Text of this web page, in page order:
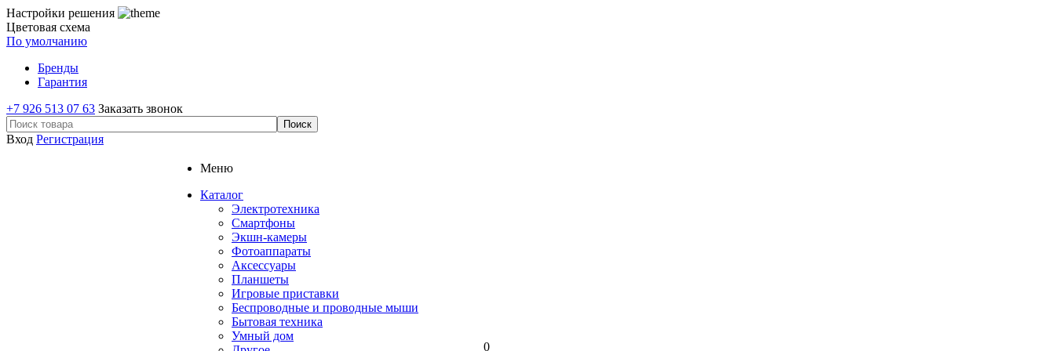
Настройки решения
Цветовая схема
По умолчанию
Бренды
Гарантия
+7 926 513 07 63 Заказать звонок
Вход Регистрация
Меню
Каталог
Электротехника
Смартфоны
Экшн-камеры
Фотоаппараты
Аксессуары
Планшеты
Игровые приставки
Беспроводные и проводные мыши
Бытовая техника
Умный дом
0